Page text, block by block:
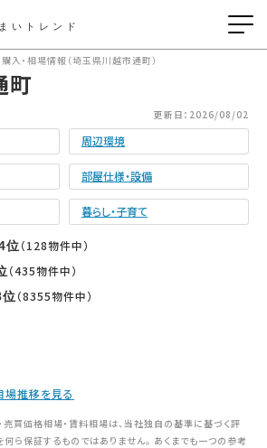
いトレンド
入・相場情報（埼玉県川越市通町）
町
更新日：2026/08/02
周辺環境
部屋仕様・設備
暮らし・子育て
位（128物件中）
（435物件中）
位（8355物件中）
場推移を見る
売買価格相場・賃料相場は、当社独自の基準に基づく評
何ら保証するものではありません。 あくまでも一つの参考